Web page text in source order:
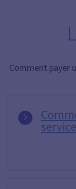
Comment payer